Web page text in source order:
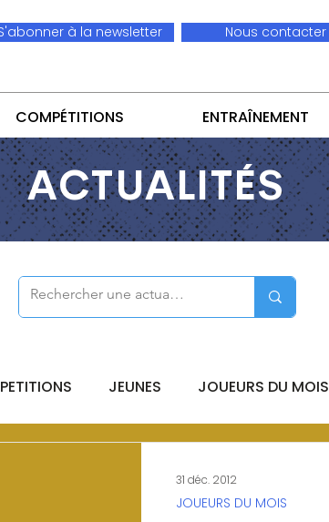
à la newsletter Nous contacter
COMPÉTITIONS ENTRAÎNEMENT
ACTUALITÉS
JEUNES JOUEURS DU MOIS
JOUEURS DU MOIS
31 déc. 2012